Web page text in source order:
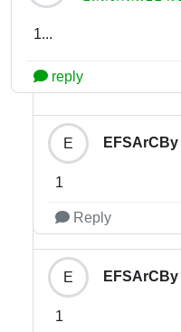
1...
reply
E EFSArCBy
1
Reply
E EFSArCBy
1